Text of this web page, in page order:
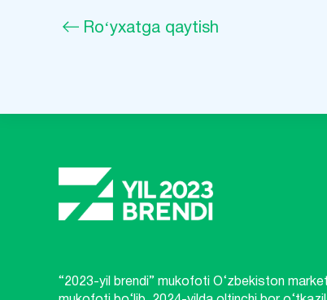
Roʻyxatga qaytish
“2023-yil brendi” mukofoti O‘zbekiston